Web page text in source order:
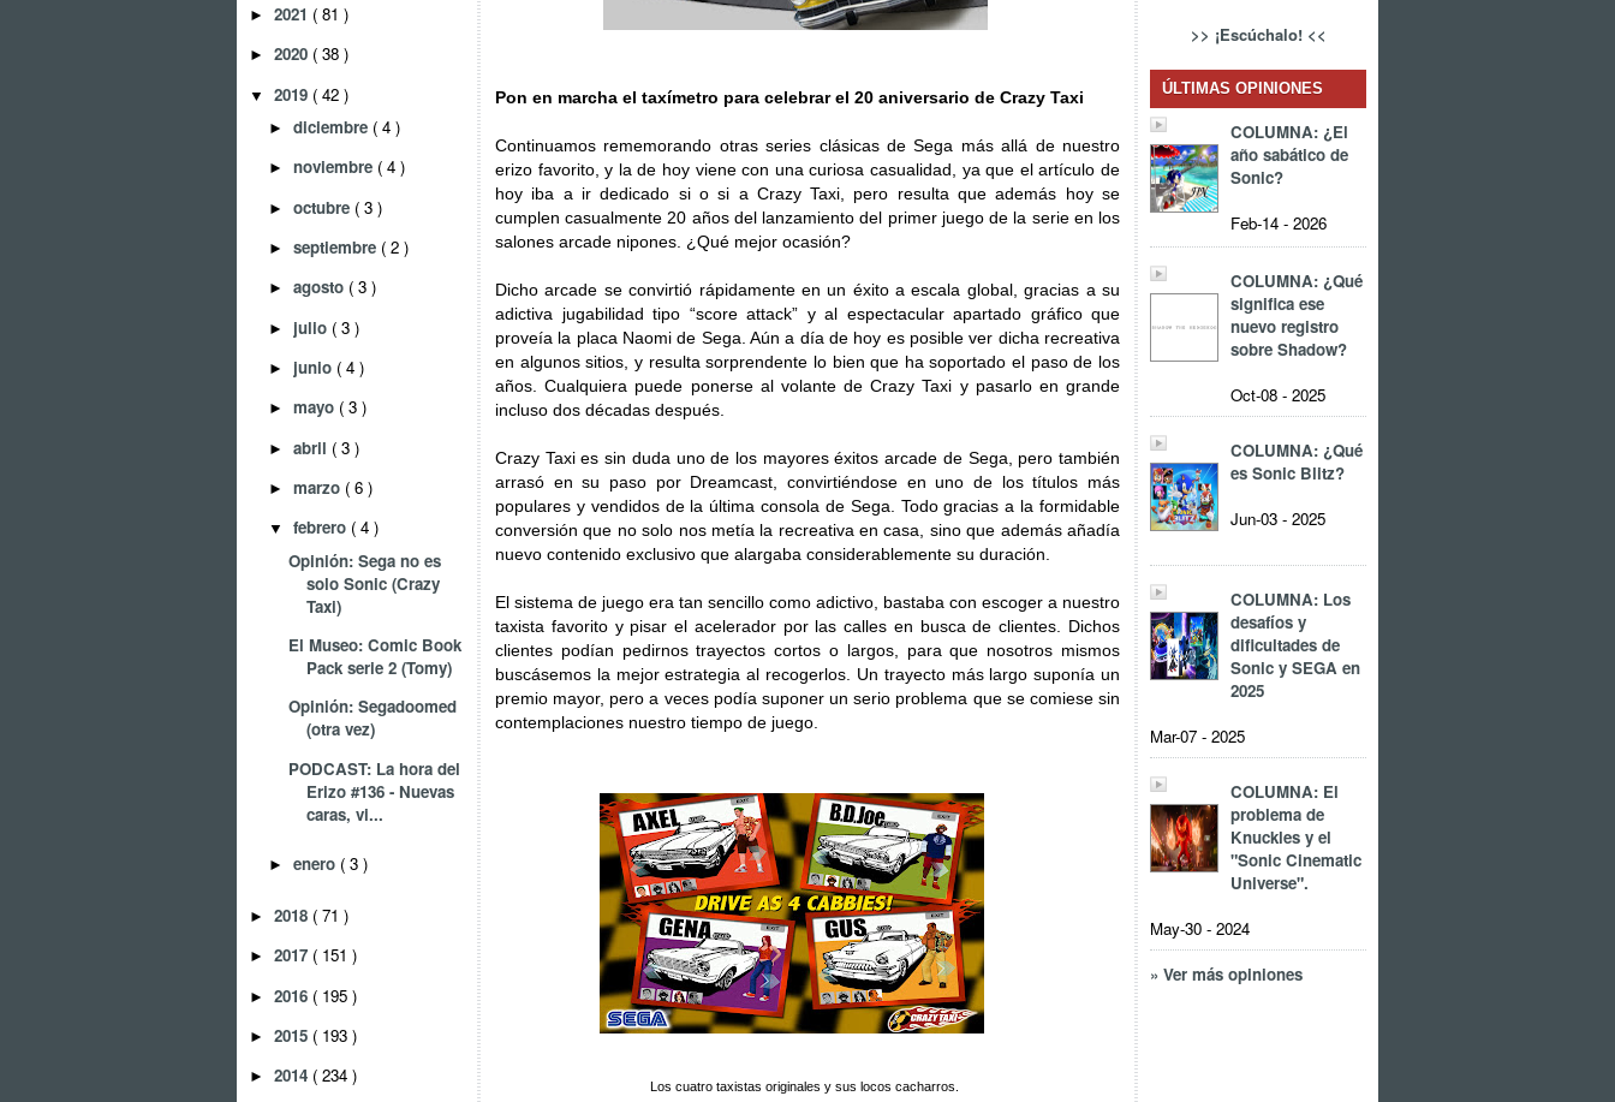
► 2021 ( 81 )
► 2020 ( 38 )
▼ 2019 ( 42 )
► diciembre ( 4 )
► noviembre ( 4 )
► octubre ( 3 )
► septiembre ( 2 )
► agosto ( 3 )
► julio ( 3 )
► junio ( 4 )
► mayo ( 3 )
► abril ( 3 )
► marzo ( 6 )
▼ febrero ( 4 )
Opinión: Sega no es
solo Sonic (Crazy
Taxi)
El Museo: Comic Book
Pack serie 2 (Tomy)
Opinión: Segadoomed
(otra vez)
PODCAST: La hora del
Erizo #136 - Nuevas
caras, vi...
► enero ( 3 )
► 2018 ( 71 )
► 2017 ( 151 )
► 2016 ( 195 )
► 2015 ( 193 )
► 2014 ( 234 )
Pon en marcha el taxímetro para celebrar el 20 aniversario de Crazy Taxi
Continuamos rememorando otras series clásicas de Sega más allá de nuestro
erizo favorito, y la de hoy viene con una curiosa casualidad, ya que el artículo de
hoy iba a ir dedicado si o si a Crazy Taxi, pero resulta que además hoy se
cumplen casualmente 20 años del lanzamiento del primer juego de la serie en los
salones arcade nipones. ¿Qué mejor ocasión?
Dicho arcade se convirtió rápidamente en un éxito a escala global, gracias a su
adictiva jugabilidad tipo “score attack” y al espectacular apartado gráfico que
proveía la placa Naomi de Sega. Aún a día de hoy es posible ver dicha recreativa
en algunos sitios, y resulta sorprendente lo bien que ha soportado el paso de los
años. Cualquiera puede ponerse al volante de Crazy Taxi y pasarlo en grande
incluso dos décadas después.
Crazy Taxi es sin duda uno de los mayores éxitos arcade de Sega, pero también
arrasó en su paso por Dreamcast, convirtiéndose en uno de los títulos más
populares y vendidos de la última consola de Sega. Todo gracias a la formidable
conversión que no solo nos metía la recreativa en casa, sino que además añadía
nuevo contenido exclusivo que alargaba considerablemente su duración.
El sistema de juego era tan sencillo como adictivo, bastaba con escoger a nuestro
taxista favorito y pisar el acelerador por las calles en busca de clientes. Dichos
clientes podían pedirnos trayectos cortos o largos, para que nosotros mismos
buscásemos la mejor estrategia al recogerlos. Un trayecto más largo suponía un
premio mayor, pero a veces podía suponer un serio problema que se comiese sin
contemplaciones nuestro tiempo de juego.
Los cuatro taxistas originales y sus locos cacharros.
>> ¡Escúchalo! <<
ÚLTIMAS OPINIONES
COLUMNA: ¿El
año sabático de
Sonic?
Feb-14 - 2026
COLUMNA: ¿Qué
significa ese
nuevo registro
sobre Shadow?
Oct-08 - 2025
COLUMNA: ¿Qué
es Sonic Blitz?
Jun-03 - 2025
COLUMNA: Los
desafíos y
dificultades de
Sonic y SEGA en
2025
Mar-07 - 2025
COLUMNA: El
problema de
Knuckles y el
"Sonic Cinematic
Universe".
May-30 - 2024
» Ver más opiniones